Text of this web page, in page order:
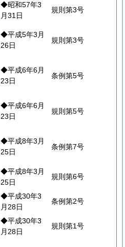
◆昭和57年3
月31日
規則第3号
◆平成5年3月
26日
規則第3号
◆平成6年6月
23日
条例第5号
◆平成6年6月
23日
規則第5号
◆平成8年3月
25日
条例第7号
◆平成8年3月
25日
規則第6号
◆平成30年3
月28日
条例第2号
◆平成30年3
月28日
規則第1号